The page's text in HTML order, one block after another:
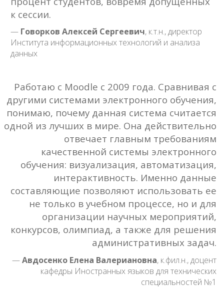
Говорков Алексей Сергеевич
, к.т.н., директор
Института информационных технологий и анализа
данных
понимаю, почему данная система считается
одной из лучших в мире. Она действительно
отвечает главным требованиям
качественной системы электронного
обучения: визуализация, автоматизация,
интерактивность. Именно данные
составляющие позволяют использовать ее
не только в учебном процессе, но и для
организации научных мероприятий,
конкурсов, олимпиад, а также для решения
административных задач.
Авдосенко Елена Валериановна, к.фил.н., доцент
кафедры Иностранных языков для технических
специальностей №1